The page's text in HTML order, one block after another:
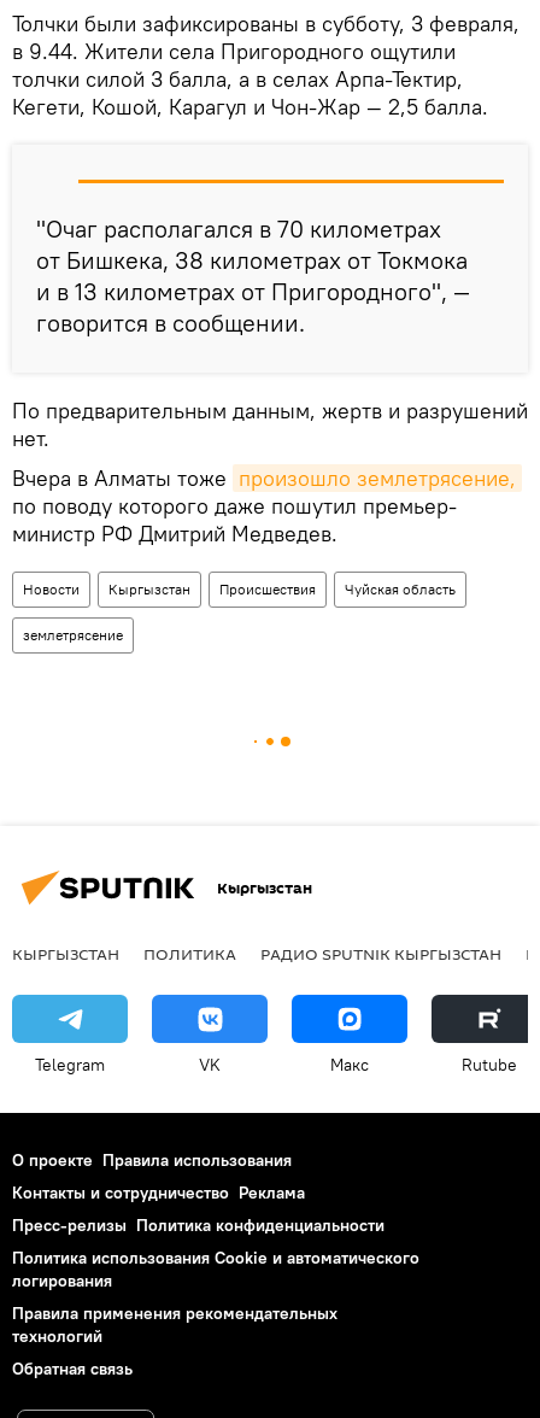
Толчки были зафиксированы в субботу, 3 февраля,
в 9.44. Жители села Пригородного ощутили
толчки силой 3 балла, а в селах Арпа-Тектир,
Кегети, Кошой, Карагул и Чон-Жар — 2,5 балла.
"Очаг располагался в 70 километрах
от Бишкека, 38 километрах от Токмока
и в 13 километрах от Пригородного", —
говорится в сообщении.
По предварительным данным, жертв и разрушений
нет.
Вчера в Алматы тоже произошло землетрясение,
по поводу которого даже пошутил премьер-
министр РФ Дмитрий Медведев.
Новости Кыргызстан Происшествия Чуйская область
землетрясение
Кыргызстан
КЫРГЫЗСТАН ПОЛИТИКА РАДИО SPUTNIK КЫРГЫЗСТАН
Telegram VK Макс Rutube
О проекте Правила использования
Контакты и сотрудничество Реклама
Пресс-релизы Политика конфиденциальности
Политика использования Cookie и автоматического
логирования
Правила применения рекомендательных
технологий
Обратная связь